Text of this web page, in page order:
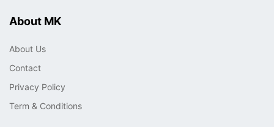
About MK
About Us
Contact
Privacy Policy
Term & Conditions